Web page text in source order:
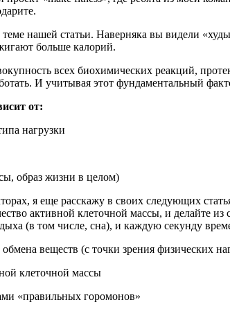
теме нашей статьи. Наверняка вы видели
больше калорий.
всех биохимических реакций,
И учитывая этот фундаментальный
от:
нагрузки
образ жизни в целом)
я еще расскажу в своих следующих
активной клеточной массы, и делайте
(в том числе, сна), и каждую секунду
веществ (с точки зрения физических
клеточной массы
«правильных горомонов»